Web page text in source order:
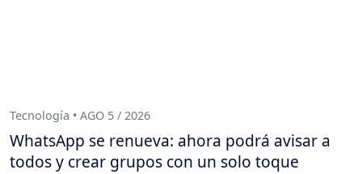
Tecnología • AGO 5 / 2026
WhatsApp se renueva: ahora podrá avisar a
todos y crear grupos con un solo toque